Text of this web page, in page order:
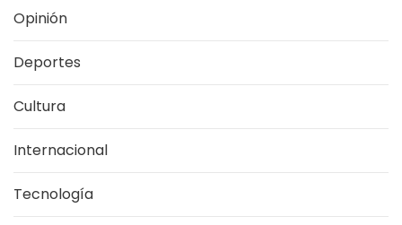
Opinión
Deportes
Cultura
Internacional
Tecnología